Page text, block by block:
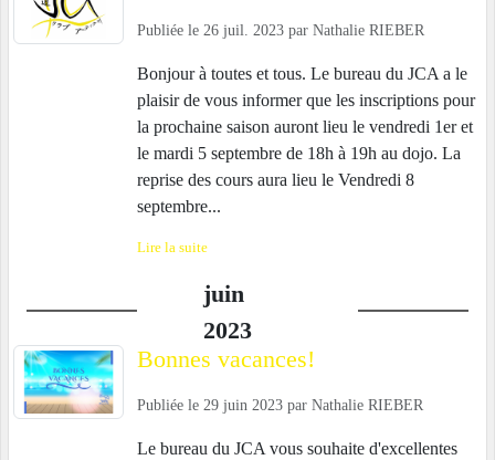
Publiée le 26 juil. 2023 par Nathalie RIEBER
Bonjour à toutes et tous. Le bureau du JCA a le
plaisir de vous informer que les inscriptions pour
la prochaine saison auront lieu le vendredi 1er et
le mardi 5 septembre de 18h à 19h au dojo. La
reprise des cours aura lieu le Vendredi 8
septembre...
Lire la suite
juin
2023
Bonnes vacances!
Publiée le 29 juin 2023 par Nathalie RIEBER
Le bureau du JCA vous souhaite d'excellentes